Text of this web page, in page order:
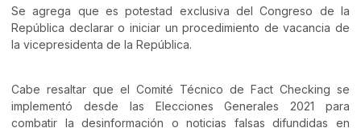
Se agrega que es potestad exclusiva del Congreso de la
República declarar o iniciar un procedimiento de vacancia de
la vicepresidenta de la República.
Cabe resaltar que el Comité Técnico de Fact Checking se
implementó desde las Elecciones Generales 2021 para
combatir la desinformación o noticias falsas difundidas en